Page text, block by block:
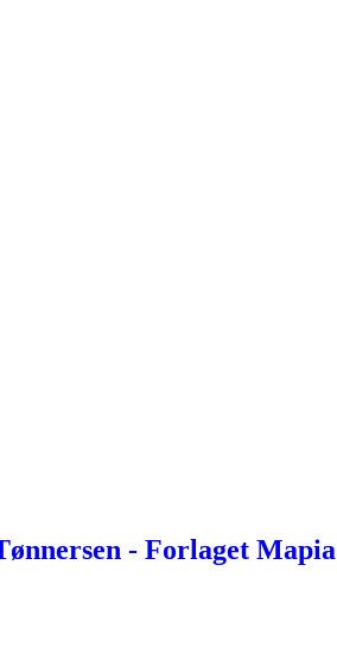
- Forlaget Mapia